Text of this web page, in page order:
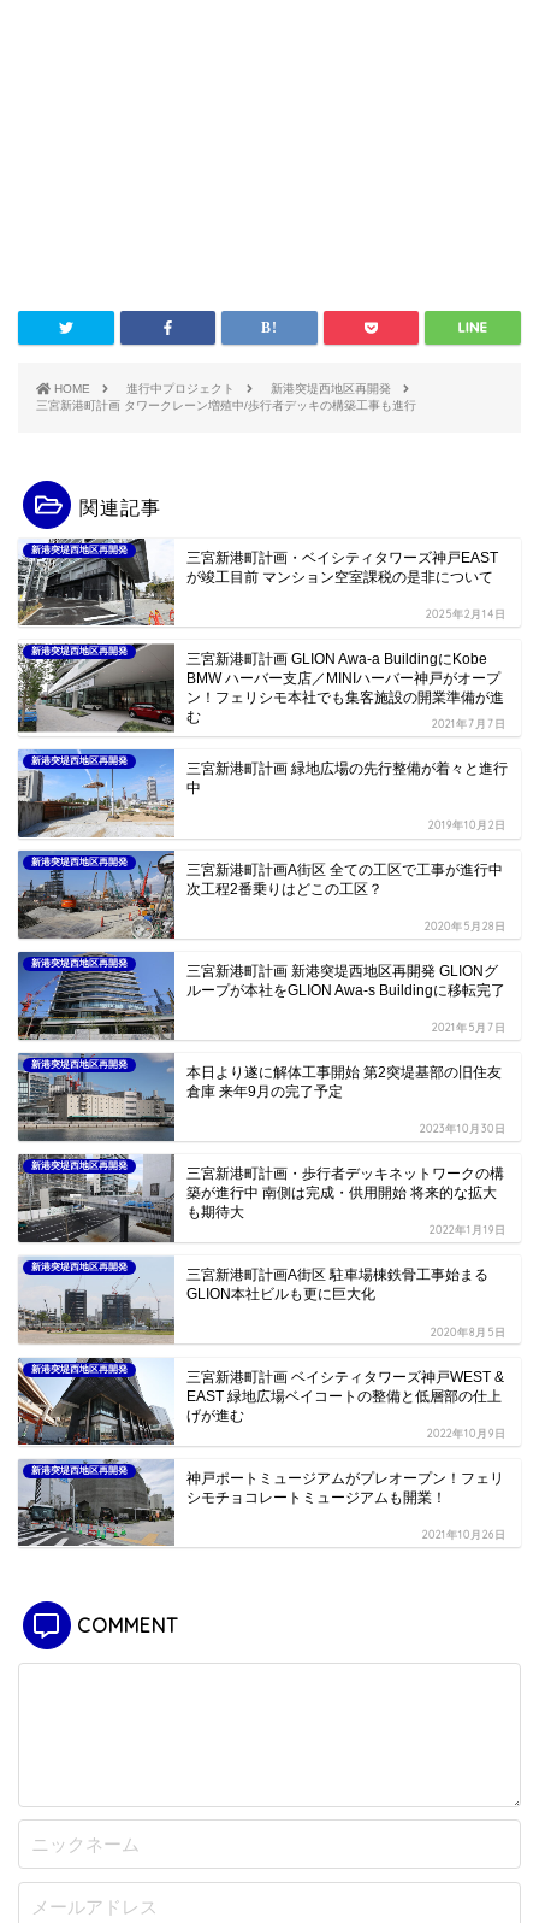
HOME 進行中プロジェクト
新港突堤西地区再開発
三宮新港町計画 タワークレーン増殖中/歩行者デッキの構築工事も進行
関連記事
新港突堤西地区再開発
三宮新港町計画・ベイシティタワーズ神戸EAST
が竣工目前 マンション空室課税の是非について
2025年2月14日
新港突堤西地区再開発
三宮新港町計画 GLION Awa-a BuildingにKobe
BMW ハーバー支店／MINIハーバー神戸がオープ
2021年7月7日
新港突堤西地区再開発
三宮新港町計画 緑地広場の先行整備が着々と進行
中
2019年10月2日
新港突堤西地区再開発
三宮新港町計画A街区 全ての工区で工事が進行中
次工程2番乗りはどこの工区？
2020年5月28日
新港突堤西地区再開発
三宮新港町計画 新港突堤西地区再開発 GLIONグ
ループが本社をGLION Awa-s Buildingに移転完了
2021年5月7日
新港突堤西地区再開発
本日より遂に解体工事開始 第2突堤基部の旧住友
倉庫 来年9月の完了予定
2023年10月30日
新港突堤西地区再開発
三宮新港町計画・歩行者デッキネットワークの構
築が進行中 南側は完成・供用開始 将来的な拡大
2022年1月19日
シモチョコレートミュージアムも開業！